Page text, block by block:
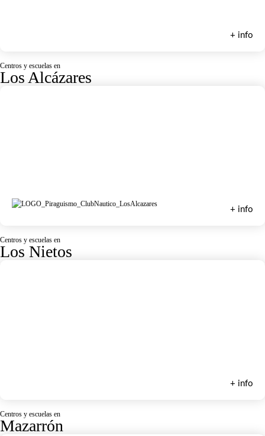
+ info
Centros y escuelas en
Los Alcázares
+ info
Centros y escuelas en
Los Nietos
+ info
Centros y escuelas en
Mazarrón